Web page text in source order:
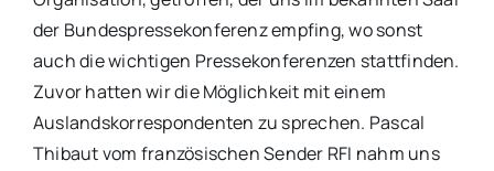
der Bundespressekonferenz empfing, wo sonst
auch die wichtigen Pressekonferenzen stattfinden.
Zuvor hatten wir die Möglichkeit mit einem
Auslandskorrespondenten zu sprechen. Pascal
Thibaut vom französischen Sender RFI nahm uns